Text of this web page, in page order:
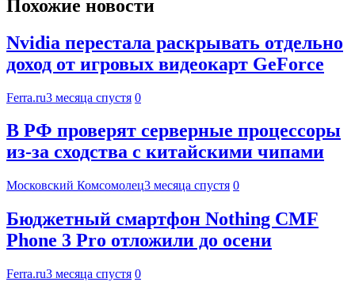
Похожие новости
Nvidia перестала раскрывать отдельно
доход от игровых видеокарт GeForce
Ferra.ru3 месяца спустя 0
В РФ проверят серверные процессоры
из-за сходства с китайскими чипами
Московский Комсомолец3 месяца спустя 0
Бюджетный смартфон Nothing CMF
Phone 3 Pro отложили до осени
Ferra.ru3 месяца спустя 0